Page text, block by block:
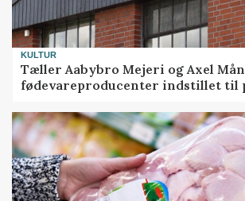
KULTUR
Tæller Aabybro Mejeri og Axel
fødevareproducenter indstillet til